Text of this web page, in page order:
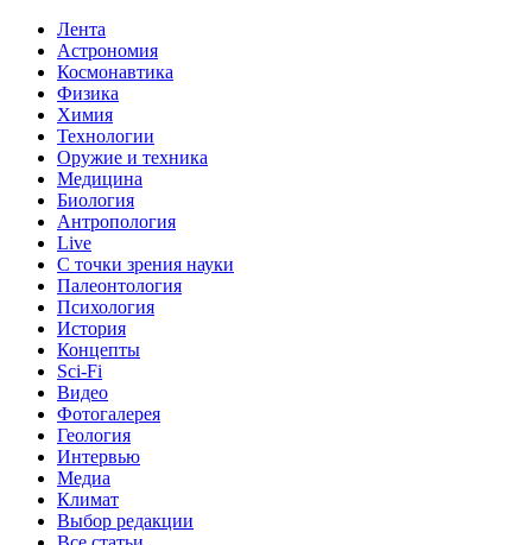
Лента
Астрономия
Космонавтика
Физика
Химия
Технологии
Оружие и техника
Медицина
Биология
Антропология
Live
С точки зрения науки
Палеонтология
Психология
История
Концепты
Sci-Fi
Видео
Фотогалерея
Геология
Интервью
Медиа
Климат
Выбор редакции